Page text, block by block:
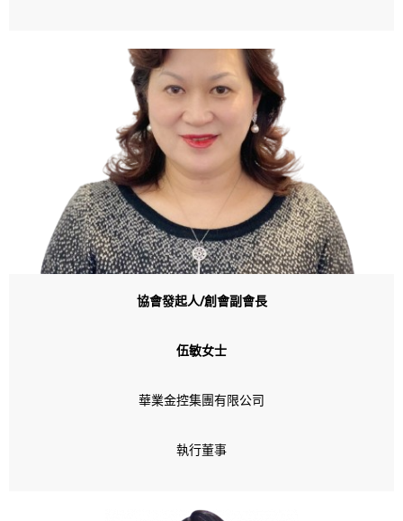
協會發起人/創會副會長
伍敏女士
華業金控集團有限公司
執行董事